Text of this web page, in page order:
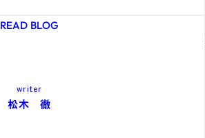
writer
松木 徹
READ BLOG